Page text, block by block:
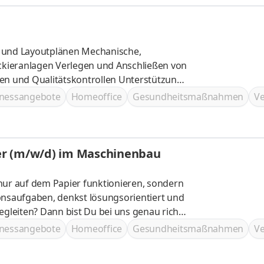
Mechanische,
von
Homeoffice Gesundheits­maßnahmen
(m/w/d) im Maschinenbau
auf dem Pa­pi­er funk­tio­nie­ren, son­dern
denkst lö­sungs­ori­en­tiert und
Dann bist Du bei uns ge­nau rich­
für die Ent­wick­lung, Kon­struk­ti­on
Ent­wick­lungs­pro­jek­te von der Kon­zep­ti­
Homeoffice Gesundheits­maßnahmen